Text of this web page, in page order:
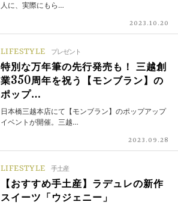
人に、実際にもら…
2023.10.20
LIFESTYLE プレゼント
特別な万年筆の先行発売も！ 三越創
業350周年を祝う【モンブラン】の
ポップ…
日本橋三越本店にて【モンブラン】のポップアップ
イベントが開催。三越…
2023.09.28
LIFESTYLE 手土産
【おすすめ手土産】ラデュレの新作
スイーツ「ウジェニー」